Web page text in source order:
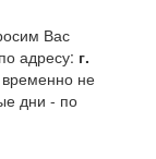
Вас
адресу: г.
временно не
дни - по